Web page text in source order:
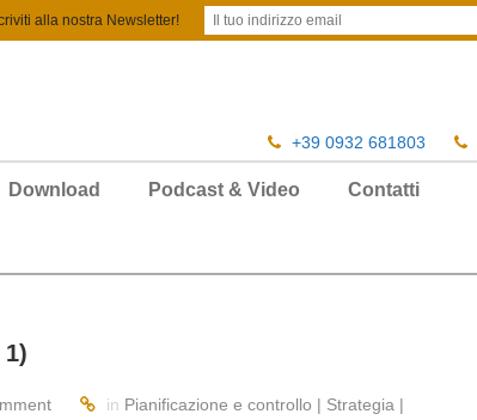
+39 0932 681803
Download Podcast & Video Contatti
in Pianificazione e controllo | Strategia |
alla nostra Newsletter!